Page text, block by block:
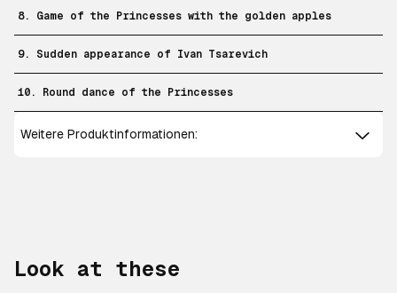
8. Game of the Princesses with the golden apples
9. Sudden appearance of Ivan Tsarevich
10. Round dance of the Princesses
Weitere Produktinformationen:
Look at these